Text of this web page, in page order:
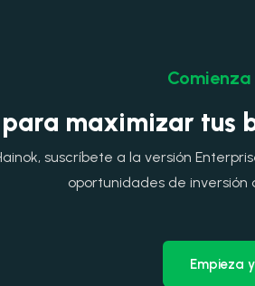
Comienza
maximizar tus
suscríbete a la versión
oportunidades de inversión
Empieza